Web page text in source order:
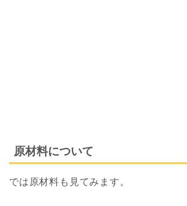
原材料について
では原材料も見てみます。